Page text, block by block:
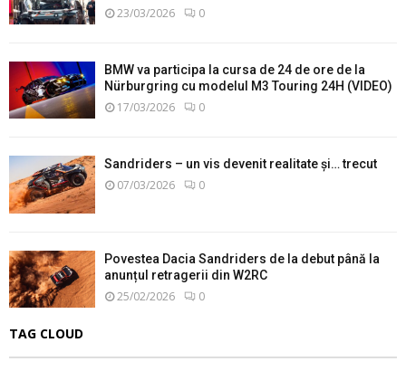
23/03/2026 0
BMW va participa la cursa de 24 de ore de la
Nürburgring cu modelul M3 Touring 24H (VIDEO)
17/03/2026 0
Sandriders – un vis devenit realitate și… trecut
07/03/2026 0
Povestea Dacia Sandriders de la debut până la
anunțul retragerii din W2RC
25/02/2026 0
TAG CLOUD